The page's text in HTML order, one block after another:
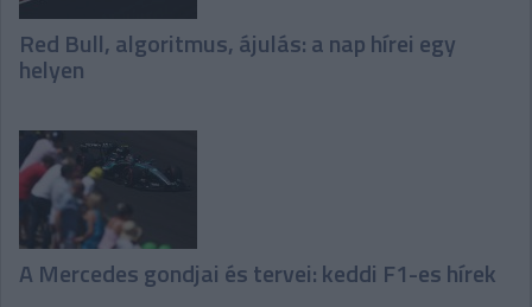
Red Bull, algoritmus, ájulás: a nap hírei egy
helyen
A Mercedes gondjai és tervei: keddi F1-es hírek